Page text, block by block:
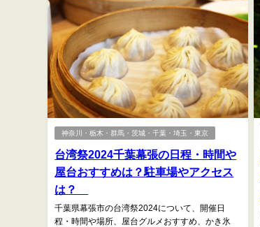
神奈川・栃木・群馬・茨城・千葉・埼玉・東京
台湾祭2024千葉幕張の日程・時間や
屋台おすすめは？駐車場やアクセス
は？
千葉県幕張市の台湾祭2024について、開催日
程・時間や場所、屋台グルメおすすめ、かき氷